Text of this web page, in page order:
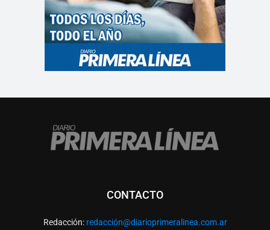
CONTACTO
Redacción: redacción@diarioprimeralinea.com.ar